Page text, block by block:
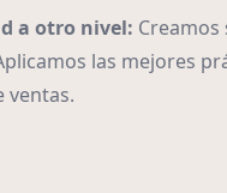
a otro nivel:
las mejores
ventas.